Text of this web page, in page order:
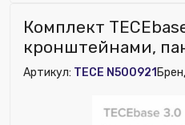
Исключить из публикации
Комплект
кронштейнами,
TECEloop хром
Артикул: TECE N500921